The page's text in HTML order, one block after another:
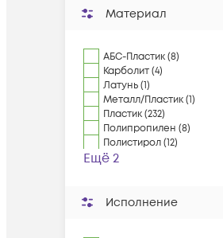
Материал
АБС-Пластик (8)
Карболит (4)
Латунь (1)
Металл/Пластик (1)
Пластик (232)
Полипропилен (8)
Полистирол (12)
Ещё 2
Исполнение